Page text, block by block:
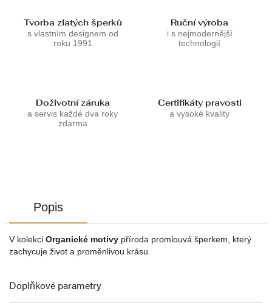
Tvorba zlatých šperků
s vlastním designem od
roku 1991
Ruční výroba
i s nejmodernější
technologií
Doživotní záruka
a servis každé dva roky
zdarma
Certifikáty pravosti
a vysoké kvality
Popis
V kolekci Organické motivy příroda promlouvá šperkem, který
zachycuje život a proměnlivou krásu.
Doplňkové parametry